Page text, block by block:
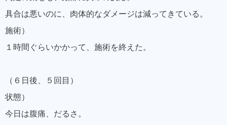
具合は悪いのに、肉体的なダメージは減ってきている。
施術）
１時間ぐらいかかって、施術を終えた。
（６日後、５回目）
状態）
今日は腹痛、だるさ。